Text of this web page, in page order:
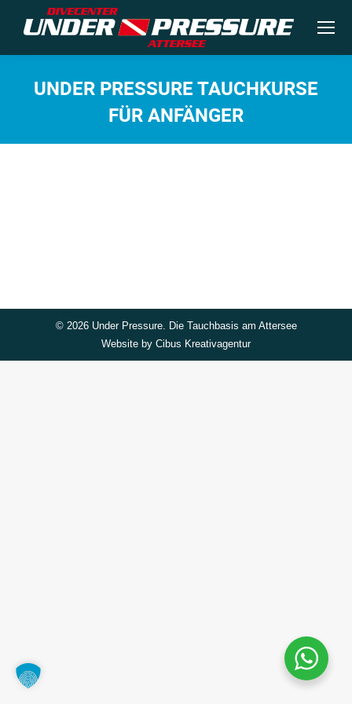
UNDER PRESSURE TAUCHKURSE
FÜR ANFÄNGER
© 2026 Under Pressure. Die Tauchbasis am Attersee
Website by Cibus Kreativagentur